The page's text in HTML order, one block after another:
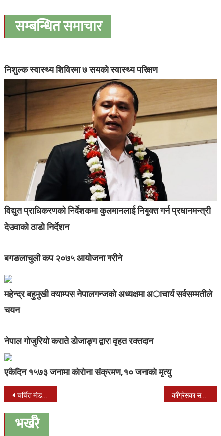
सम्बन्धित समाचार
निशुल्क स्वास्थ्य शिविरमा ७ सयको स्वास्थ्य परिक्षण
विद्युत प्राधिकरणको निर्देशकमा कुलमानलाई नियुक्त गर्न प्रधानमन्त्री
देउवाको ठाडो निर्देशन
बगङलाचुली कप २०७५ आयोजना गरीने
महेन्द्र बहुमुखी क्याम्पस नेपालगन्जको अध्यक्षमा अाचार्य सर्वसम्मतीले
चयन
नेपाल गोजुरियो कराते डोजाङ्ग द्वारा वृहत रक्तदान
एकैदिन १५७३ जनामा कोरोना संक्रमण,१० जनाको मृत्यु
Post
navigation
चर्चित मोडल थापा र शाही खाडी मुलुकमा अलपत्र काँग्रेसका समानुपातिक उम्मेदवार मञ्जु खाँडमाथि बम प्रहार
भर्खरै